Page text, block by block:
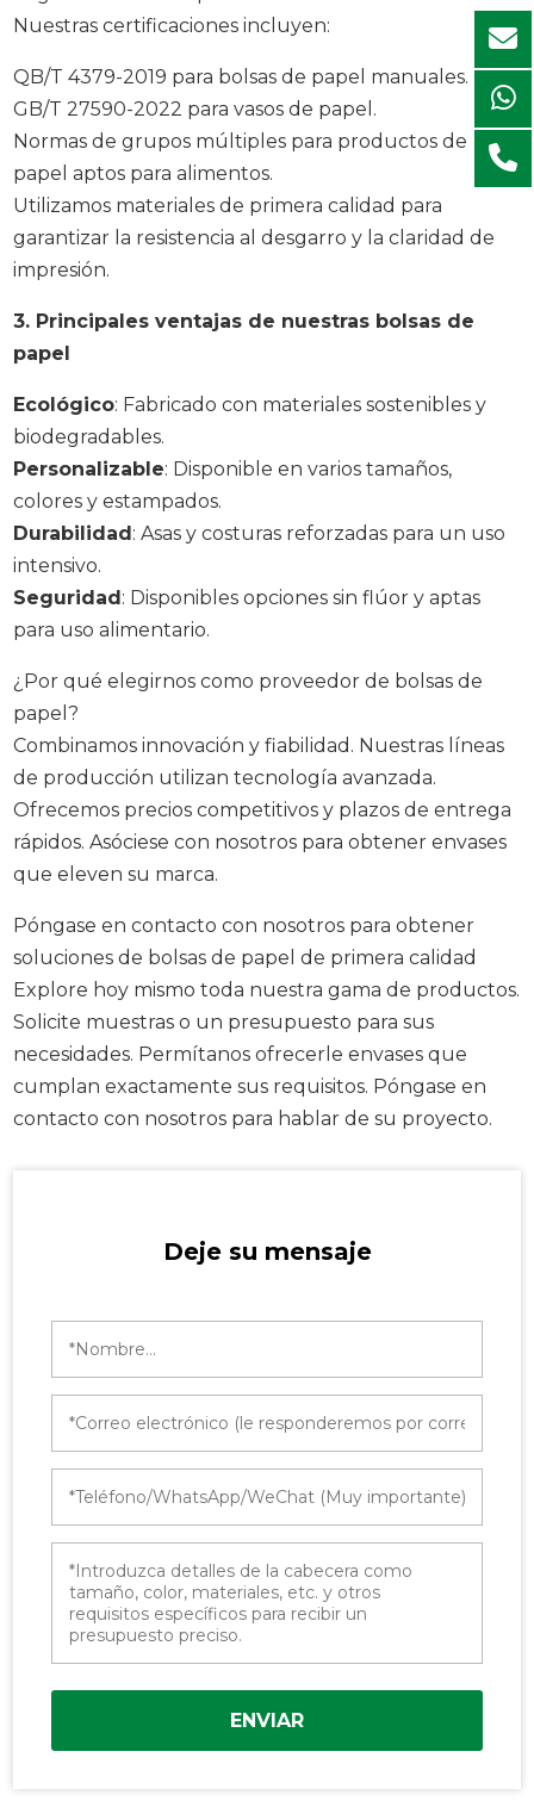
Nuestras certificaciones incluyen:
QB/T 4379-2019 para bolsas de papel manuales.
GB/T 27590-2022 para vasos de papel.
Normas de grupos múltiples para productos de
papel aptos para alimentos.
Utilizamos materiales de primera calidad para
garantizar la resistencia al desgarro y la claridad de
impresión.
3. Principales ventajas de nuestras bolsas de
papel
Ecológico: Fabricado con materiales sostenibles y
biodegradables.
Personalizable: Disponible en varios tamaños,
colores y estampados.
Durabilidad: Asas y costuras reforzadas para un uso
intensivo.
Seguridad: Disponibles opciones sin flúor y aptas
para uso alimentario.
¿Por qué elegirnos como proveedor de bolsas de
papel?
Combinamos innovación y fiabilidad. Nuestras líneas
de producción utilizan tecnología avanzada.
Ofrecemos precios competitivos y plazos de entrega
rápidos. Asóciese con nosotros para obtener envases
que eleven su marca.
Póngase en contacto con nosotros para obtener
soluciones de bolsas de papel de primera calidad
Explore hoy mismo toda nuestra gama de productos.
Solicite muestras o un presupuesto para sus
necesidades. Permítanos ofrecerle envases que
cumplan exactamente sus requisitos. Póngase en
contacto con nosotros para hablar de su proyecto.
Deje su mensaje
ENVIAR